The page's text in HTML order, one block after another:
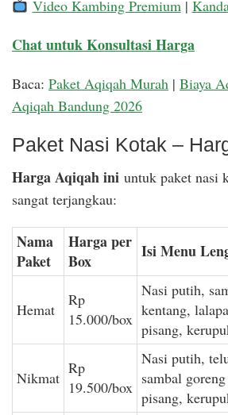
Video Kambing Premium|
Chat untuk Konsultasi Harga
Baca: Paket Aqiqah Murah | Biaya
Aqiqah Bandung 2026
Paket Nasi Kotak –
Harga Aqiqah ini untuk paket nasi
sangat terjangkau:
Nama
Paket
Harga per
Box
Isi Menu
Hemat
Rp
15.000/box
Nasi putih,
kentang,
pisang,
Nikmat
Rp
19.500/box
Nasi putih,
sambal
pisang,